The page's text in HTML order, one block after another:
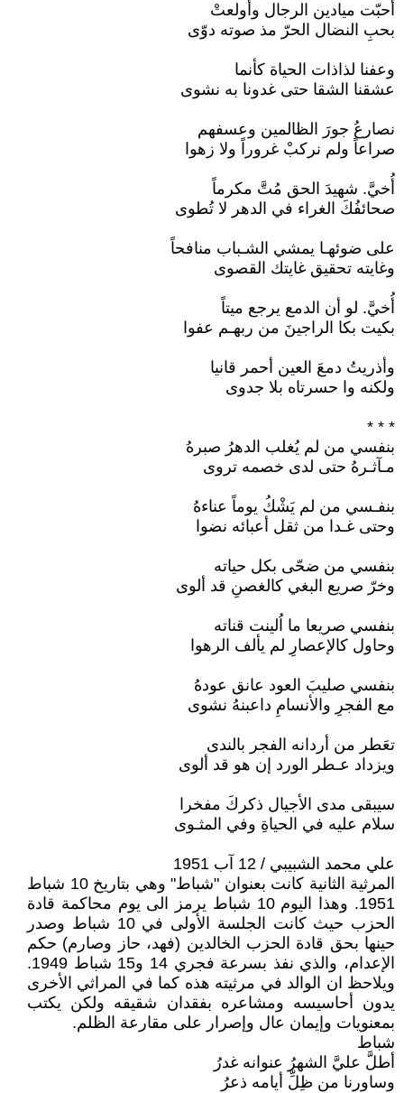
أحبّت ميادين الرجال وأولعتْ
بحبِ النضال الحرّ مذ صوته دوّى
وعفنا لذاذات الحياة كأنما
عشقنا الشقا حتى غدونا به نشوى
نصارعُ جورَ الظالمين وعسفهم
صراعاً ولم نركبْ غروراً ولا زهوا
أُخيَّ. شهيدَ الحق مُتَّ مكرماً
صحائفُكَ الغراء في الدهر لا تُطوى
على ضوئهـا يمشي الشـباب منافحاً
وغايته تحقيق غايتك القصوى
أُخيَّ. لو أن الدمع يرجع ميتاً
بكيت بكا الراجينَ من ربهـم عفوا
وأذريتُ دمعَ العين أحمر قانيا
ولكنه وا حسرتاه بلا جدوى
* * *
بنفسي من لم يُغلب الدهرُ صبرهُ
مـآثـرهُ حتى لدى خصمه تروى
بنفـسي من لم يَشْكُ يوماً عناءهُ
وحتى غـدا من ثقل أعبائه نضوا
بنفسي من ضحّى بكل حياته
وخرّ صريع البغي كالغصنِ قد ألوى
بنفسي صريعا ما اُلينت قناته
وحاول كالإعصارِ لم يألف الرهوا
بنفسي صليبَ العود عانق عودهُ
مع الفجرِ والأنسامِ داعبنهُ نشوى
تعَطر من أردانه الفجر بالندى
ويزداد عـطر الورد إن هو قد ألوى
سيبقى مدى الأجيال ذكركَ مفخرا
سلام عليه في الحياةِ وفي المثـوى
علي محمد الشبيبي / 12 آب 1951
المرثية الثانية كانت بعنوان "شباط" وهي بتاريخ 10 شباط
1951. وهذا اليوم 10 شباط يرمز الى يوم محاكمة قادة
الحزب حيث كانت الجلسة الأولى في 10 شباط وصدر
حينها بحق قادة الحزب الخالدين (فهد، حاز وصارم) حكم
الإعدام، والذي نفذ بسرعة فجري 14 و15 شباط 1949.
ويلاحظ ان الوالد في مرثيته هذه كما في المراثي الأخرى
يدون أحاسيسه ومشاعره بفقدان شقيقه ولكن يكتب
بمعنويات وإيمان عال وإصرار على مقارعة الظلم.
شباط
أطلَّ عليَّ الشهرُ عنوانه غدرُ
وساورنا من ظِلِّ أيامه ذعرُ